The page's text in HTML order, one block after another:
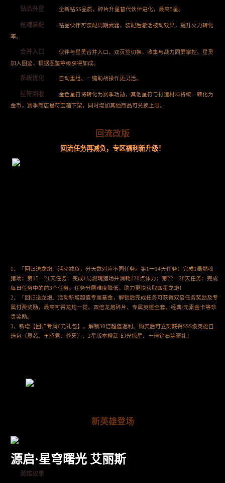
钻品升星 全新钻SS品质，碎片升星替代伙伴进化，最高5星。
枪魂装配
钻品伙伴可装配周期武器，装配后激活被动效果，提升火力转化
率。
合并入口
伙伴与星灵合并入口，双页签切换，收集与战力同屏掌控。星灵
加入图鉴，根据图鉴等级获得加成。
系统优化 自动重组、一键助战操作更灵活。
星符回收
金色星符将转化为赛季功勋，其他星符与打造材料将统一转化为
金币，赛季商店星符宝箱下架，同时增加其他商品可兑换上限。
回流改版
回流任务再减负，专区福利新升级！
1、「回归送龙炮」活动减负，分天数对应不同任务。第1一14天任务：完成1局燃魂
猎场；第15一21天任务：完成1局燃魂猎场并消耗120点体力；第22一28天任务：完成
每日任务中的前3个任务。任务分层难度降低，助力更快获取四星龙炮！
2、「回归送龙炮」活动新增超值专属基金，解锁后完成任务可获得双倍任务奖励及专
属付费奖励，最高可得龙炮一觉、双倍龙炮碎片、专属英雄全套、经典/元素金卡等珍
贵奖励。
3、新增【回归专属6元礼包】，解锁30倍超值返利。购买后可立刻获得SSS级英雄自
选包（灵芯、王昭君、苍牙）、2星版本橙武·幻光掠星、十倍钻石等豪礼！
新英雄登场
源启·星穹曙光 艾丽斯
英雄故事